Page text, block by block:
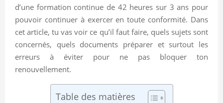
d’une formation continue de 42 heures sur 3 ans pour
pouvoir continuer à exercer en toute conformité. Dans
cet article, tu vas voir ce qu’il faut faire, quels sujets sont
concernés, quels documents préparer et surtout les
erreurs à éviter pour ne pas bloquer ton
renouvellement.
Table des matières